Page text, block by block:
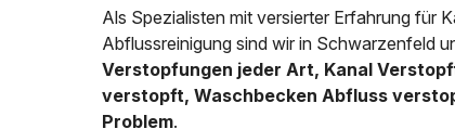
Als Spezialisten mit versierter Erfahrung für
Abflussreinigung sind wir in Schwarzenfeld
Verstopfungen jeder Art, Kanal
verstopft, Waschbecken Abfluss
Problem.